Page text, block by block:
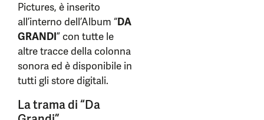
Pictures, è inserito
all’interno dell’Album “DA
GRANDI” con tutte le
altre tracce della colonna
sonora ed è disponibile in
tutti gli store digitali.
La trama di “Da